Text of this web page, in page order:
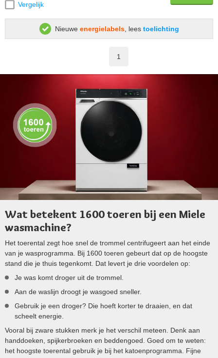
Vergelijk
Nieuwe energielabels, lees toelichting
1
Wat betekent 1600 toeren bij een Miele
wasmachine?
Het toerental zegt hoe snel de trommel centrifugeert aan het einde
van je wasprogramma. Bij 1600 toeren gebeurt dat op de hoogste
stand die je thuis tegenkomt. Dat levert je drie voordelen op:
Je was komt droger uit de trommel.
Aan de waslijn droogt je wasgoed sneller.
Gebruik je een droger? Die hoeft korter te draaien, en dat
scheelt energie.
Vooral bij zware stukken merk je het verschil meteen. Denk aan
handdoeken, spijkerbroeken en beddengoed. Goed om te weten:
het hoogste toerental gebruik je bij het katoenprogramma. Fijne